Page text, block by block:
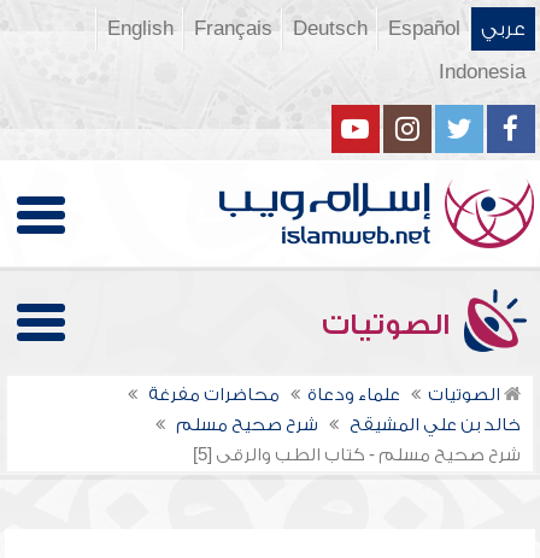
عربي Español
Deutsch
Français
English
Indonesia
الصوتيات
الصوتيات علماء ودعاة
محاضرات مفرغة
خالد بن علي المشيقح
شرح صحيح مسلم
شرح صحيح مسلم - كتاب الطب والرقى [5]